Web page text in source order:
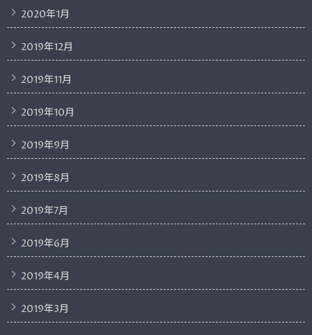
2020年1月
2019年12月
2019年11月
2019年10月
2019年9月
2019年8月
2019年7月
2019年6月
2019年4月
2019年3月